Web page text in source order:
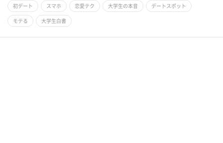
初デート スマホ 恋愛テク 大学生の本音 デートスポット
モテる 大学生白書